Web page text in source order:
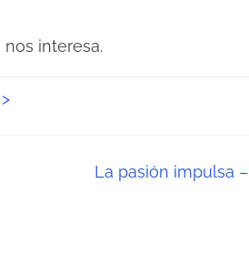
interesa.
La pasión impulsa